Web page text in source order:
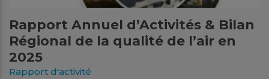
Rapport Annuel d’Activités & Bilan
Régional de la qualité de l’air en
2025
Rapport d'activité